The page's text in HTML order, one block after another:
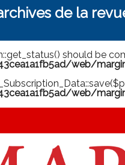
de la
should be
web/
web/